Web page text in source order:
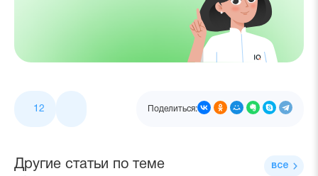
12 Поделиться:
Другие статьи по теме
все